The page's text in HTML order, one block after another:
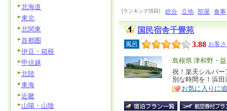
[ランキング項目] 総合 立地 部屋 食事
国民宿舎千畳苑
風呂 3.88 お客
エ
リ
ア
島根県 津和野・
特
徴
祝！楽天シルバ
別な時間を！浜
お気に入りに
北海道
東北
北関東
首都圏
伊豆・箱根
甲信越
北陸
東海
近畿
山陽・山陰